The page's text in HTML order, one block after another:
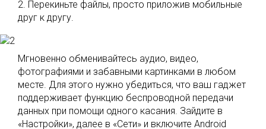
2. Перекиньте файлы, просто приложив мобильные
друг к другу.
Мгновенно обменивайтесь аудио, видео,
фотографиями и забавными картинками в любом
месте. Для этого нужно убедиться, что ваш гаджет
поддерживает функцию беспроводной передачи
данных при помощи одного касания. Зайдите в
«Настройки», далее в «Сети» и включите Android